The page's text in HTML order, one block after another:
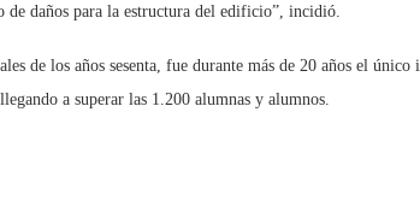
de daños para la estructura del edificio”, incidió.
de los años sesenta, fue durante más de 20 años el
a superar las 1.200 alumnas y alumnos.